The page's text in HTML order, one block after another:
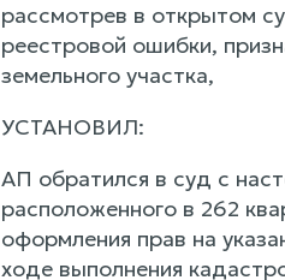
рассмотрев в открытом
реестровой ошибки,
земельного участка,
УСТАНОВИЛ:
АП обратился в суд с
расположенного в 262
оформления прав на
ходе выполнения